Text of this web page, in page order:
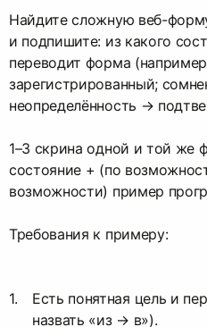
Найдите сложную веб-
и подпишите: из какого
переводит форма
зарегистрированный;
неопределённость →
1–3 скрина одной и той же
состояние + (по
возможности) пример
Требования к примеру:
Есть понятная цель и
назвать «из → в»).